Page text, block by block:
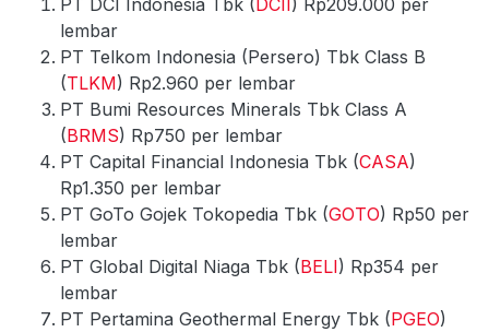
lembar
PT Telkom Indonesia (Persero) Tbk Class B
(TLKM) Rp2.960 per lembar
PT Bumi Resources Minerals Tbk Class A
(BRMS) Rp750 per lembar
PT Capital Financial Indonesia Tbk (CASA)
Rp1.350 per lembar
PT GoTo Gojek Tokopedia Tbk (GOTO) Rp50 per
lembar
PT Global Digital Niaga Tbk (BELI) Rp354 per
lembar
PT Pertamina Geothermal Energy Tbk (PGEO)